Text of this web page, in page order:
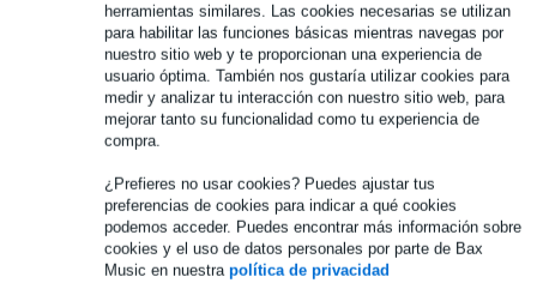
herramientas similares. Las cookies necesarias se utilizan
para habilitar las funciones básicas mientras navegas por
nuestro sitio web y te proporcionan una experiencia de
usuario óptima. También nos gustaría utilizar cookies para
medir y analizar tu interacción con nuestro sitio web, para
mejorar tanto su funcionalidad como tu experiencia de
compra.
¿Prefieres no usar cookies? Puedes ajustar tus
preferencias de cookies para indicar a qué cookies
podemos acceder. Puedes encontrar más información sobre
cookies y el uso de datos personales por parte de Bax
Music en nuestra política de privacidad
Tobago AESC-N
funda blanda para guitarra clásica
material exterior: poliéster 600 deniers
Especificaciones completas
Accesorios (19)